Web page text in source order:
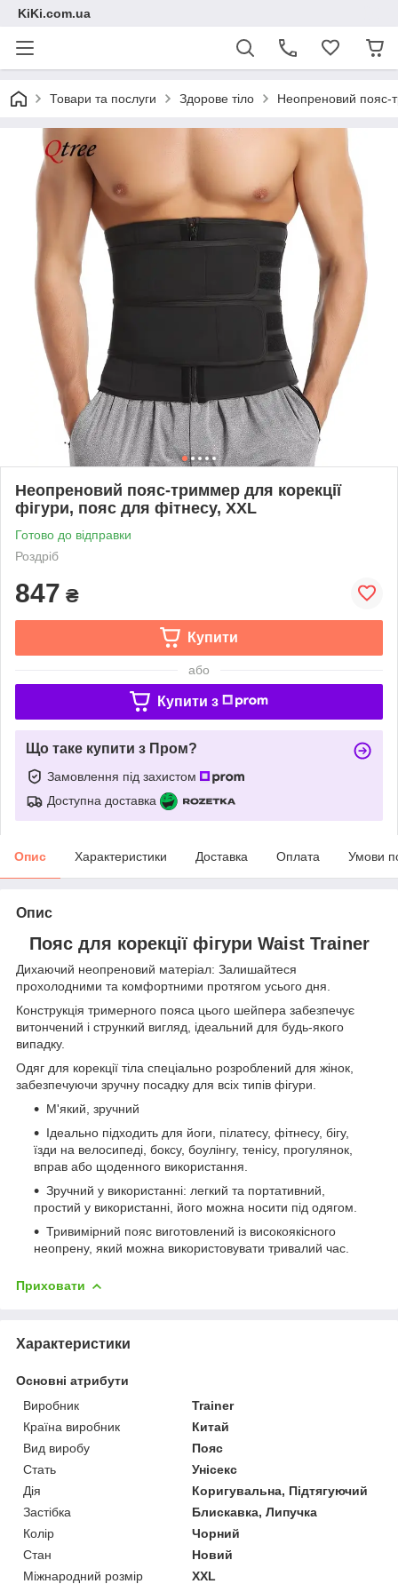
KiKi.com.ua
Товари та послуги Здорове тіло Неопреновий пояс-
Неопреновий пояс-триммер для корекції
фігури, пояс для фітнесу, XXL
Готово до відправки
Роздріб
847 ₴
Купити
або
Купити з
Що таке купити з Пром?
Замовлення під захистом
Доступна доставка
Опис Характеристики Доставка Оплата Умови
Опис
Пояс для корекції фігури Waist Trainer
Дихаючий неопреновий матеріал: Залишайтеся
прохолодними та комфортними протягом усього дня.
Конструкція тримерного пояса цього шейпера забезпечує
витончений і стрункий вигляд, ідеальний для будь-якого
випадку.
Одяг для корекції тіла спеціально розроблений для жінок,
забезпечуючи зручну посадку для всіх типів фігури.
М'який, зручний
Ідеально підходить для йоги, пілатесу, фітнесу, бігу,
їзди на велосипеді, боксу, боулінгу, тенісу, прогулянок,
вправ або щоденного використання.
Зручний у використанні: легкий та портативний,
простий у використанні, його можна носити під одягом.
Тривимірний пояс виготовлений із високоякісного
неопрену, який можна використовувати тривалий час.
Приховати
Характеристики
Основні атрибути
Виробник
Trainer
Країна виробник
Китай
Вид виробу
Пояс
Стать
Унісекс
Дія
Коригувальна, Підтягуючий
Застібка
Блискавка, Липучка
Колір
Чорний
Стан
Новий
Міжнародний розмір
XXL